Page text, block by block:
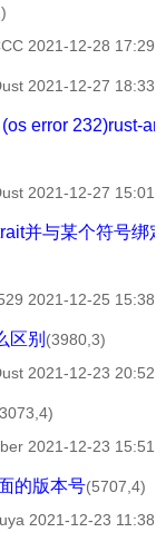
2021-12-28 17:29
2021-12-27 18:33
error 232)rust-
2021-12-27 15:01
并与某个符号绑
2021-12-25 15:38
区别 (3980,3)
2021-12-23 20:52
2021-12-23 15:51
的版本号(5707,4)
2021-12-23 11:38